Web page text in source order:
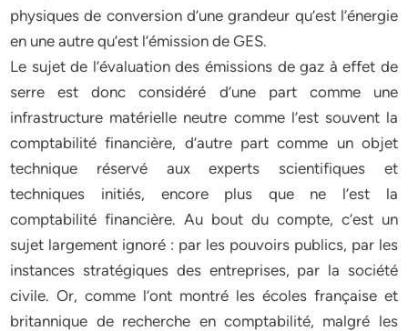
physiques de conversion d’une grandeur qu’est l’énergie
en une autre qu’est l’émission de GES.
Le sujet de l’évaluation des émissions de gaz à effet de
serre est donc considéré d’une part comme une
infrastructure matérielle neutre comme l’est souvent la
comptabilité financière, d’autre part comme un objet
technique réservé aux experts scientifiques et
techniques initiés, encore plus que ne l’est la
comptabilité financière. Au bout du compte, c’est un
sujet largement ignoré : par les pouvoirs publics, par les
instances stratégiques des entreprises, par la société
civile. Or, comme l’ont montré les écoles française et
britannique de recherche en comptabilité, malgré les